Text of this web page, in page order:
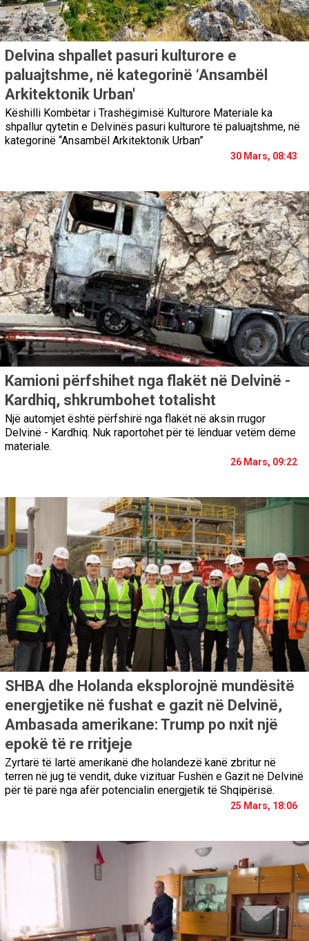
Delvina shpallet pasuri kulturore e
paluajtshme, në kategorinë ‘Ansambël
Arkitektonik Urban'
Këshilli Kombëtar i Trashëgimisë Kulturore Materiale ka
shpallur qytetin e Delvinës pasuri kulturore të paluajtshme, në
kategorinë “Ansambël Arkitektonik Urban”
30 Mars, 08:43
Kamioni përfshihet nga flakët në Delvinë -
Kardhiq, shkrumbohet totalisht
Një automjet është përfshirë nga flakët në aksin rrugor
Delvinë - Kardhiq. Nuk raportohet për të lënduar vetëm dëme
materiale.
26 Mars, 09:22
SHBA dhe Holanda eksplorojnë mundësitë
energjetike në fushat e gazit në Delvinë,
Ambasada amerikane: Trump po nxit një
epokë të re rritjeje
Zyrtarë të lartë amerikanë dhe holandezë kanë zbritur në
terren në jug të vendit, duke vizituar Fushën e Gazit në Delvinë
për të parë nga afër potencialin energjetik të Shqipërisë.
25 Mars, 18:06